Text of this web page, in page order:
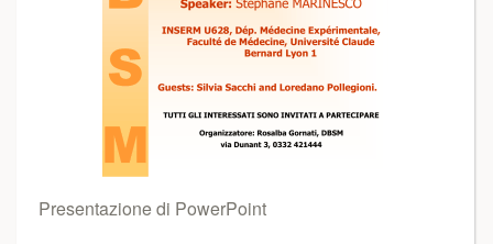
Presentazione di PowerPoint